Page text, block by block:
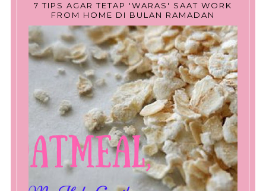
7 TIPS AGAR TETAP 'WARAS' SAAT WORK
FROM HOME DI BULAN RAMADAN